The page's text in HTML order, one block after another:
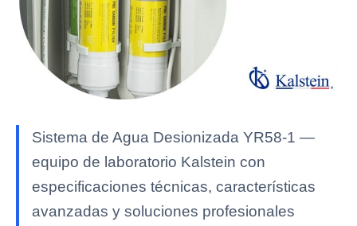
Sistema de Agua Desionizada YR58-1 —
equipo de laboratorio Kalstein con
especificaciones técnicas, características
avanzadas y soluciones profesionales